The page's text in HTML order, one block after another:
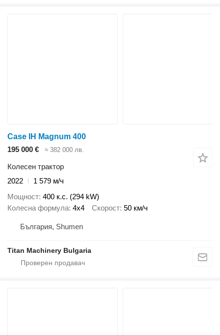
Case IH Magnum 400
195 000 €
≈ 382 000 лв.
Колесен трактор
2022
1 579 м/ч
Мощност 400 к.с. (294 kW)
Колесна формула 4x4 Скорост 50 км/ч
България, Shumen
Titan Machinery Bulgaria